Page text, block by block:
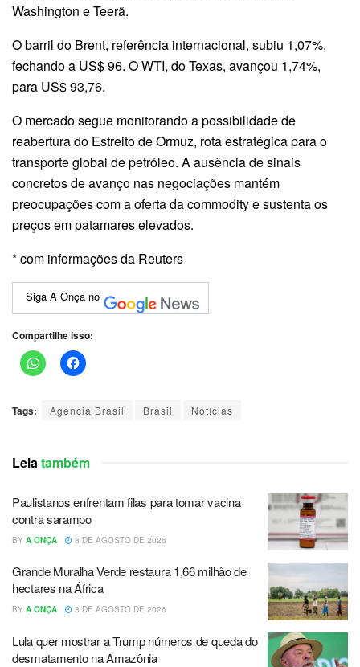
Washington e Teerã.
O barril do Brent, referência internacional, subiu 1,07%,
fechando a US$ 96. O WTI, do Texas, avançou 1,74%,
para US$ 93,76.
O mercado segue monitorando a possibilidade de
reabertura do Estreito de Ormuz, rota estratégica para o
transporte global de petróleo. A ausência de sinais
concretos de avanço nas negociações mantém
preocupações com a oferta da commodity e sustenta os
preços em patamares elevados.
* com informações da Reuters
Siga A Onça no
Compartilhe isso:
Tags: Agencia Brasil Brasil Notícias
Leia também
Paulistanos enfrentam filas para tomar vacina
contra sarampo
BY A ONÇA 8 DE AGOSTO DE 2026
Grande Muralha Verde restaura 1,66 milhão de
hectares na África
BY A ONÇA 8 DE AGOSTO DE 2026
Lula quer mostrar a Trump números de queda do
desmatamento na Amazônia